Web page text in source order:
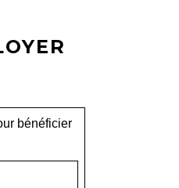
bénéficier